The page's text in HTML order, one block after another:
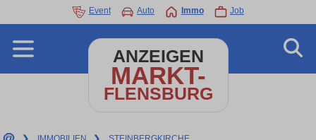
Event Auto Immo Job
ANZEIGEN
MARKT-
FLENSBURG